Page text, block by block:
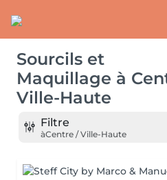
Sourcils et
Maquillage à
Ville-Haute
Filtre
àCentre / Ville-Haute